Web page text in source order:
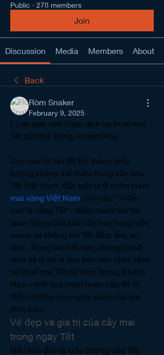
Public · 278 members
Join
Discussion Media Members About
Back
Ròm Snaker
February 9, 2025
Lý do bạn nên chọn dịch vụ thuê mai
Tết tại Nha Trang, Khánh Hòa
Cây mai từ lâu đã trở thành biểu
tượng không thể thiếu trong văn hóa
mai vàng Việt Nam. Có câu: "Thiếu
mai là vắng Tết", nhấn mạnh vai trò
quan trọng của loài cây này trong việc
mang lại không khí Tết đầm ấm, an
lành. Trong bài viết này, chúng tôi sẽ
chia sẻ lý do vì sao bạn nên chọn dịch
vụ thuê mai Tết tại Nha Trang, Khánh
Hòa – một lựa chọn hoàn hảo để tô
điểm không gian ngày xuân của gia
đình bạn.
Vẻ đẹp và giá trị của cây mai
trong ngày Tết
Nếu hoa đào là biểu tượng của Tết